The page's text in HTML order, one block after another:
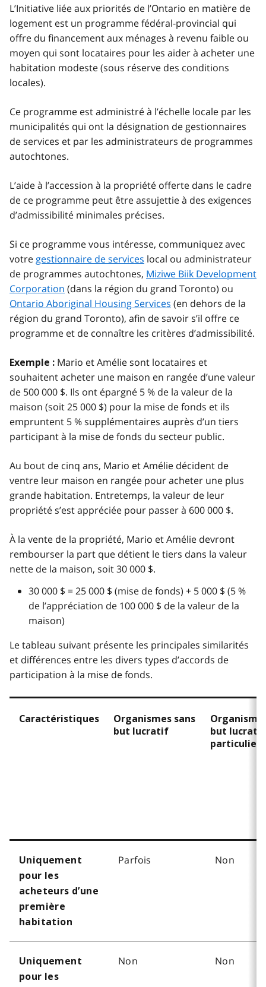
L’Initiative liée aux priorités de l’Ontario en matière de
logement est un programme fédéral-provincial qui
offre du financement aux ménages à revenu faible ou
moyen qui sont locataires pour les aider à acheter une
habitation modeste (sous réserve des conditions
locales).
Ce programme est administré à l’échelle locale par les
municipalités qui ont la désignation de gestionnaires
de services et par les administrateurs de programmes
autochtones.
L’aide à l’accession à la propriété offerte dans le cadre
de ce programme peut être assujettie à des exigences
d’admissibilité minimales précises.
Si ce programme vous intéresse, communiquez avec
votre gestionnaire de services local ou administrateur
de programmes autochtones, Miziwe Biik Development
Corporation (dans la région du grand Toronto) ou
Ontario Aboriginal Housing Services (en dehors de la
région du grand Toronto), afin de savoir s’il offre ce
programme et de connaître les critères d’admissibilité.
Exemple : Mario et Amélie sont locataires et
souhaitent acheter une maison en rangée d’une valeur
de 500 000 $. Ils ont épargné 5 % de la valeur de la
maison (soit 25 000 $) pour la mise de fonds et ils
empruntent 5 % supplémentaires auprès d’un tiers
participant à la mise de fonds du secteur public.
Au bout de cinq ans, Mario et Amélie décident de
ventre leur maison en rangée pour acheter une plus
grande habitation. Entretemps, la valeur de leur
propriété s’est appréciée pour passer à 600 000 $.
À la vente de la propriété, Mario et Amélie devront
rembourser la part que détient le tiers dans la valeur
nette de la maison, soit 30 000 $.
30 000 $ = 25 000 $ (mise de fonds) + 5 000 $ (5 %
de l’appréciation de 100 000 $ de la valeur de la
maison)
Le tableau suivant présente les principales similarités
et différences entre les divers types d’accords de
participation à la mise de fonds.
Caractéristiques
Organismes sans
but lucratif
but
particuliers
Uniquement
pour les
acheteurs d’une
première
habitation
Parfois Non
Uniquement
pour les
Non Non